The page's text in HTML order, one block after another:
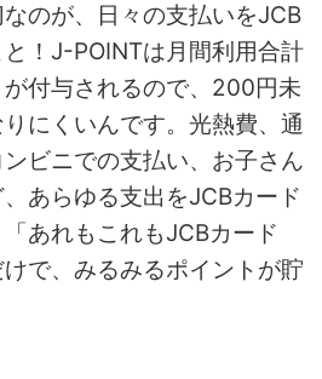
のが、日々の支払いをJCB
！J-POINTは月間利用合計
付与されるので、200円未
にくいんです。光熱費、通
ビニでの支払い、お子さん
あらゆる支出をJCBカード
あれもこれもJCBカード
で、みるみるポイントが貯